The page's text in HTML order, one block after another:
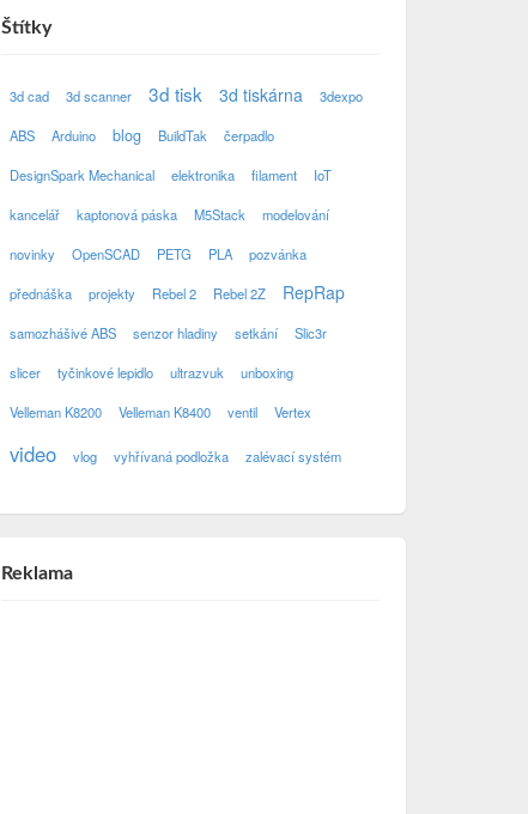
Štítky
3d cad 3d scanner 3d tisk 3d tiskárna 3dexpo
ABS Arduino blog BuildTak čerpadlo
DesignSpark Mechanical elektronika filament IoT
kancelář kaptonová páska M5Stack modelování
novinky OpenSCAD PETG PLA pozvánka
přednáška projekty Rebel 2 Rebel 2Z RepRap
samozhášivé ABS senzor hladiny setkání Slic3r
slicer tyčinkové lepidlo ultrazvuk unboxing
Velleman K8200 Velleman K8400 ventil Vertex
video vlog vyhřívaná podložka zalévací systém
Reklama